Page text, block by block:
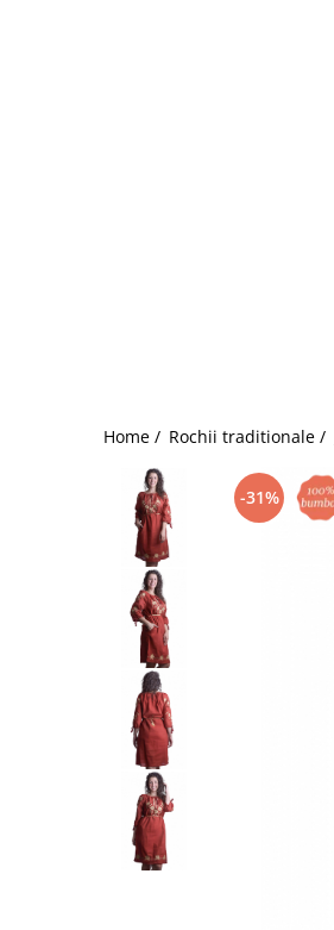
Home / Rochii traditionale /
-31%